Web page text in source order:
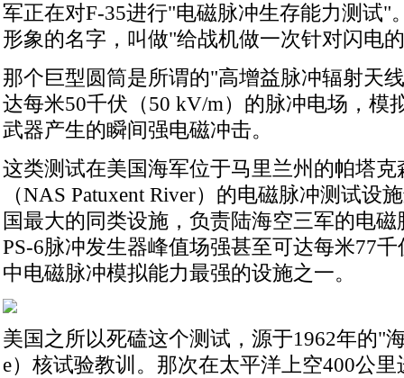
军正在对F-35进行"电磁脉冲生存能力测试"
形象的名字，叫做"给战机做一次针对闪电
那个巨型圆筒是所谓的"高增益脉冲辐射天
达每米50千伏（50 kV/m）的脉冲电场，模
武器产生的瞬间强电磁冲击。
这类测试在美国海军位于马里兰州的帕塔
（NAS Patuxent River）的电磁脉冲测试设
国最大的同类设施，负责陆海空三军的电
PS-6脉冲发生器峰值场强甚至可达每米77
中电磁脉冲模拟能力最强的设施之一。
美国之所以死磕这个测试，源于1962年的"
e）核试验教训。那次在太平洋上空400公